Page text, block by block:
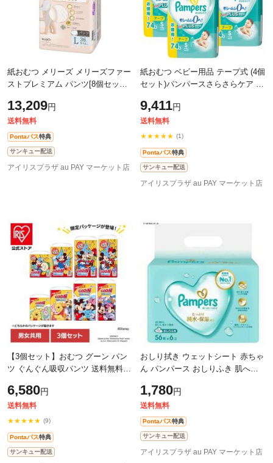
紙おむつ メリーズ メリーズファー
ストプレミアム パンツ[8個セット]
ベビー用品 まとめ買い Kao ふん
13,209円
送料無料
Pontaパス特典
サンキュー配送
アイリスプラザ au PAY マーケット店
紙おむつ ベビー用品 テープ式 (4個
セット)パンパースさらさらケア テ
（4-8kg） P&G 紙おむつ ベビー用
品
9,411円
送料無料
★★★★★ (1)
Pontaパス特典
サンキュー配送
アイリスプラザ au PAY マーケット店
【3個セット】おむつ グーン パン
ツ ぐんぐん吸収パンツ 送料無料
スーパーBIG L M Lサイズ Mサイズ
オ
6,580円
送料無料
★★★★★ (9)
Pontaパス特典
サンキュー配送
おしり拭き ウェットシート 赤ちゃ
ん パンパース おしりふき 肌への
手 しっかり拭ける からだ拭き お
口
1,780円
送料無料
Pontaパス特典
サンキュー配送
アイリスプラザ au PAY マーケット店